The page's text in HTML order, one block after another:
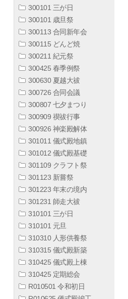
300101 三が日
300101 歳旦祭
300113 合同新年会
300115 どんど焼
300211 紀元祭
300425 春季例祭
300630 夏越大祓
300726 合同会議
300807 七夕まつり
300909 禊祓行事
300926 神楽殿解体
301011 儀式殿地鎮
301012 儀式殿基礎
301109 クラフト祭
301123 新嘗祭
301223 年末の境内
301231 師走大祓
310101 三が日
310101 元旦
310310 人形供養祭
310315 儀式殿新築
310425 儀式殿上棟
310425 定期総会
R010501 令和初日